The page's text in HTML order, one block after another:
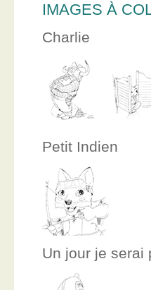
IMAGES À
Charlie
Petit Indien
Un jour je serai